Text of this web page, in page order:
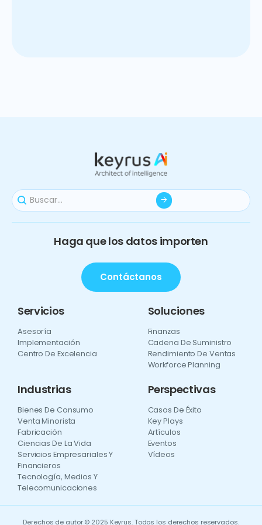
Haga que los datos importen
Contáctanos
Servicios
Asesoría
Implementación
Centro De Excelencia
Soluciones
Finanzas
Cadena De Suministro
Rendimiento De Ventas
Workforce Planning
Industrias
Bienes De Consumo
Venta Minorista
Fabricación
Ciencias De La Vida
Servicios Empresariales Y
Financieros
Tecnología, Medios Y
Telecomunicaciones
Perspectivas
Casos De Éxito
Key Plays
Artículos
Eventos
Vídeos
Derechos de autor © 2025 Keyrus. Todos los derechos reservados.